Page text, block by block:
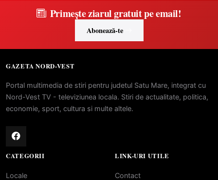
Primește ziarul gratuit pe email!
Abonează-te
GAZETA NORD-VEST
Portal multimedia de stiri pentru judetul Satu Mare, integrat cu
Nord-Vest TV - televiziunea locala. Stiri de actualitate, politica,
economie, sport, cultura si multe altele.
CATEGORII
Locale
LINK-URI UTILE
Contact